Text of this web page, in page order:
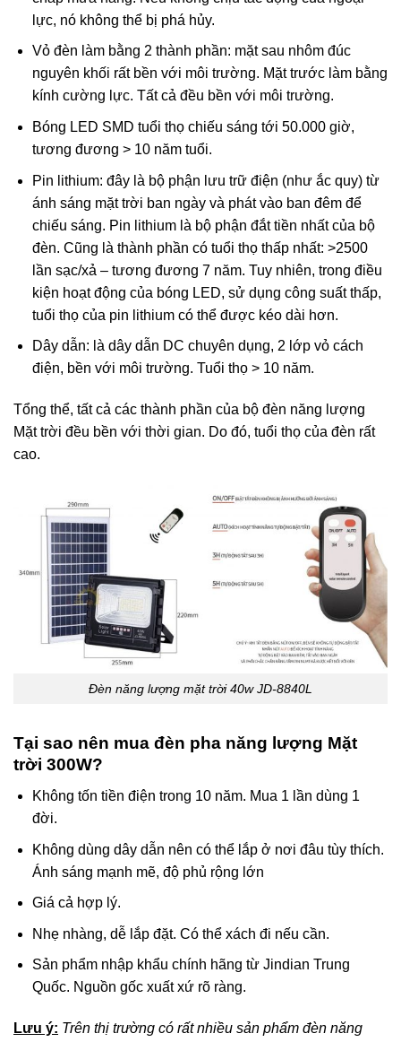
lực, nó không thể bị phá hủy.
Vỏ đèn làm bằng 2 thành phần: mặt sau nhôm đúc
nguyên khối rất bền với môi trường. Mặt trước làm bằng
kính cường lực. Tất cả đều bền với môi trường.
Bóng LED SMD tuổi thọ chiếu sáng tới 50.000 giờ,
tương đương > 10 năm tuổi.
Pin lithium: đây là bộ phận lưu trữ điện (như ắc quy) từ
ánh sáng mặt trời ban ngày và phát vào ban đêm để
chiếu sáng. Pin lithium là bộ phận đắt tiền nhất của bộ
đèn. Cũng là thành phần có tuổi thọ thấp nhất: >2500
lần sạc/xả – tương đương 7 năm. Tuy nhiên, trong điều
kiện hoạt động của bóng LED, sử dụng công suất thấp,
tuổi thọ của pin lithium có thể được kéo dài hơn.
Dây dẫn: là dây dẫn DC chuyên dụng, 2 lớp vỏ cách
điện, bền với môi trường. Tuổi thọ > 10 năm.
Tổng thể, tất cả các thành phần của bộ đèn năng lượng
Mặt trời đều bền với thời gian. Do đó, tuổi thọ của đèn rất
cao.
Đèn năng lượng mặt trời 40w JD-8840L
Tại sao nên mua đèn pha năng lượng Mặt
trời 300W?
Không tốn tiền điện trong 10 năm. Mua 1 lần dùng 1
đời.
Không dùng dây dẫn nên có thể lắp ở nơi đâu tùy thích.
Ánh sáng mạnh mẽ, độ phủ rộng lớn
Giá cả hợp lý.
Nhẹ nhàng, dễ lắp đặt. Có thể xách đi nếu cần.
Sản phẩm nhập khẩu chính hãng từ Jindian Trung
Quốc. Nguồn gốc xuất xứ rõ ràng.
Lưu ý: Trên thị trường có rất nhiều sản phẩm đèn năng